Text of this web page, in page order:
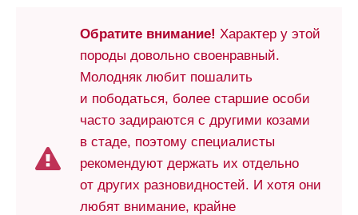
Обратите внимание! Характер у этой
породы довольно своенравный.
Молодняк любит пошалить
и пободаться, более старшие особи
часто задираются с другими козами
в стаде, поэтому специалисты
рекомендуют держать их отдельно
от других разновидностей. И хотя они
любят внимание, крайне